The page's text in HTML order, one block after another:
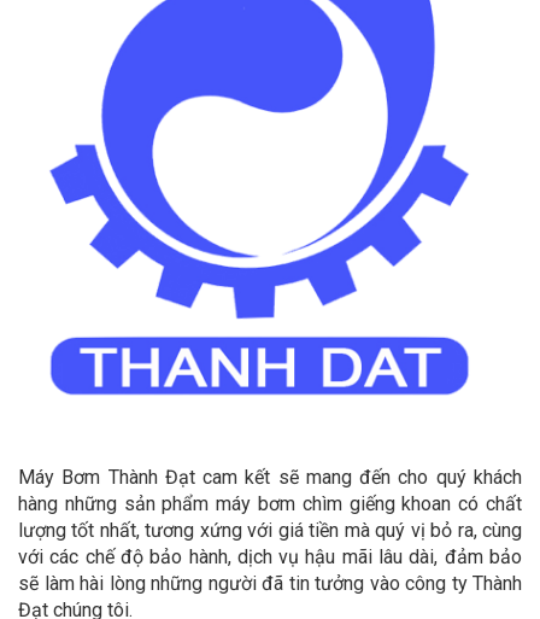
Máy Bơm Thành Đạt cam kết sẽ mang đến cho quý khách
hàng những sản phẩm máy bơm chìm giếng khoan có chất
lượng tốt nhất, tương xứng với giá tiền mà quý vị bỏ ra, cùng
với các chế độ bảo hành, dịch vụ hậu mãi lâu dài, đảm bảo
sẽ làm hài lòng những người đã tin tưởng vào công ty Thành
Đạt chúng tôi.